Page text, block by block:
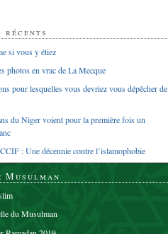
si vous y étiez
photos en vrac de La Mecque
pour lesquelles vous devriez vous dépêcher de
du Niger voient pour la première fois un
: Une décennie contre l’islamophobie
Musulman
du Musulman